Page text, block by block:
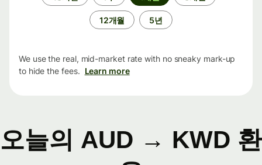
12개월 5년
We use the real, mid-market rate with no sneaky mark-up
to hide the fees. Learn more
오늘의 AUD → KWD 환